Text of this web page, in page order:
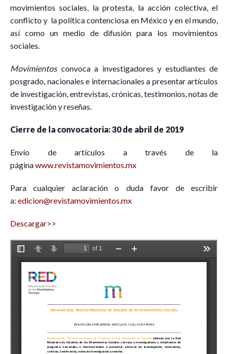
movimientos sociales, la protesta, la acción colectiva, el
conflicto y la política contenciosa en México y en el mundo,
así como un medio de difusión para los movimientos
sociales.
Movimientosconvoca a investigadores y estudiantes de
posgrado, nacionales e internacionales a presentar artículos
de investigación, entrevistas, crónicas, testimonios, notas de
investigación y reseñas.
Cierre de la convocatoria: 30 de abril de 2019
Envío de artículos a través de la
páginawww.revistamovimientos.mx
Para cualquier aclaración o duda favor de escribir
a: edicion@revistamovimientos.mx
Descargar>>